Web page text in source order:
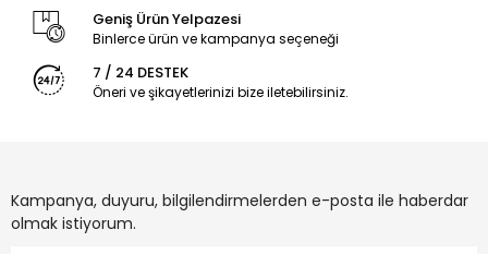
Geniş Ürün Yelpazesi
Binlerce ürün ve kampanya seçeneği
7 / 24 DESTEK
Öneri ve şikayetlerinizi bize iletebilirsiniz.
Kampanya, duyuru, bilgilendirmelerden e-posta ile haberdar
olmak istiyorum.